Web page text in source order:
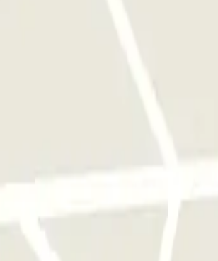
este operador disponibles en Parclick.